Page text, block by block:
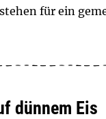
für ein
dünnem Eis